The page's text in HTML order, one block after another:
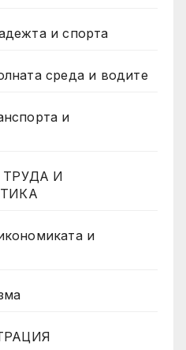
и спорта
среда и водите
и
И
и